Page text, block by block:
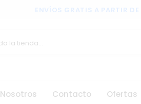
ENVÍOS GRATIS A PARTIR
Nosotros Contacto Ofertas